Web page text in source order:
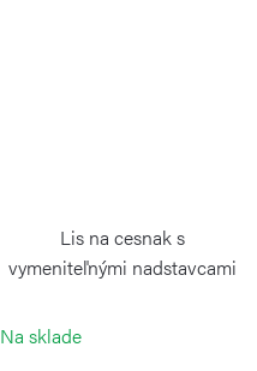
Lis na cesnak s
vymeniteľnými nadstavcami
Na sklade